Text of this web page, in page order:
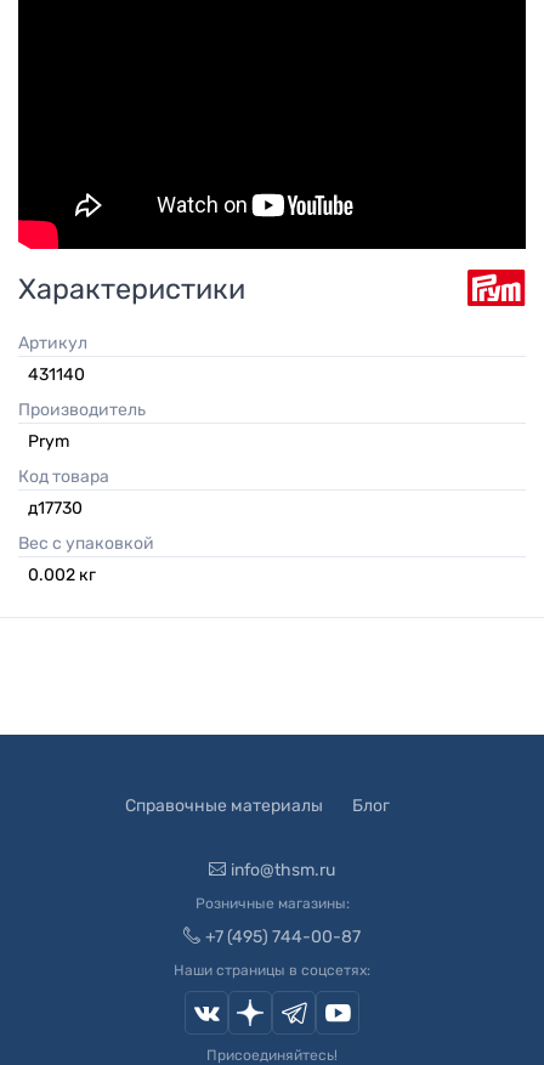
Характеристики
Артикул
431140
Производитель
Prym
Код товара
д17730
Вес с упаковкой
0.002 кг
Справочные материалы Блог
info@thsm.ru
Розничные магазины:
+7 (495) 744-00-87
Наши страницы в соцсетях:
Присоединяйтесь!